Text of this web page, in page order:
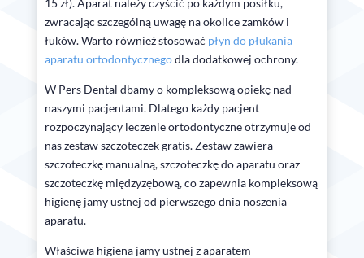
zwracając szczególną uwagę na okolice zamków i
łuków. Warto również stosować płyn do płukania
aparatu ortodontycznegodla dodatkowej ochrony.
W Pers Dental dbamy o kompleksową opiekę nad
naszymi pacjentami. Dlatego każdy pacjent
rozpoczynający leczenie ortodontyczne otrzymuje od
nas zestaw szczoteczek gratis. Zestaw zawiera
szczoteczkę manualną, szczoteczkę do aparatu oraz
szczoteczkę międzyzębową, co zapewnia kompleksową
higienę jamy ustnej od pierwszego dnia noszenia
aparatu.
Właściwa higiena jamy ustnej z aparatem